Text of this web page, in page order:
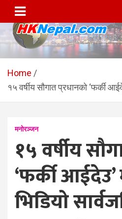
content
HKNepal.com –
सञ्चालित पहिलो
पत्रिका
hknepal, hknepal.com, hk nepal, hk
Home
१५ वर्षीय सौगात प्रधानको ‘फर्की
मनोरञ्जन
१५ वर्षीय
‘फर्की
भिडियो